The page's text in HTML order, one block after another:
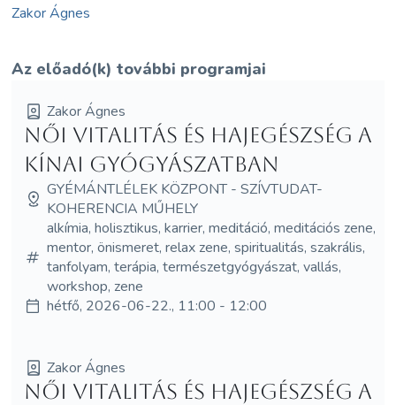
Zakor Ágnes
Az előadó(k) további programjai
Zakor Ágnes
Női vitalitás és hajegészség a
kínai gyógyászatban
GYÉMÁNTLÉLEK KÖZPONT - SZÍVTUDAT-
KOHERENCIA MŰHELY
alkímia, holisztikus, karrier, meditáció, meditációs zene,
mentor, önismeret, relax zene, spiritualitás, szakrális,
tanfolyam, terápia, természetgyógyászat, vallás,
workshop, zene
hétfő, 2026-06-22., 11:00 - 12:00
Zakor Ágnes
Női vitalitás és hajegészség a